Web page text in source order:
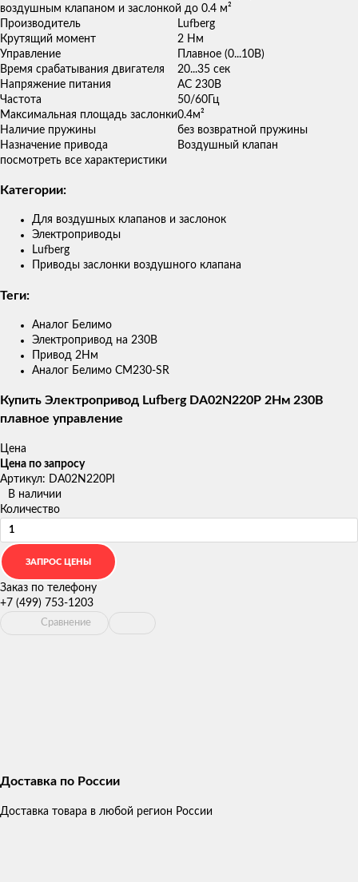
воздушным клапаном и заслонкой до 0.4 м²
Производитель
Lufberg
Крутящий момент
2 Нм
Управление
Плавное (0...10В)
Время срабатывания двигателя
20...35 сек
Напряжение питания
AC 230В
Частота
50/60Гц
Максимальная площадь заслонки0.4м²
Наличие пружины
без возвратной пружины
Назначение привода
Воздушный клапан
посмотреть все характеристики
Категории:
Для воздушных клапанов и заслонок
Электроприводы
Lufberg
Приводы заслонки воздушного клапана
Теги:
Аналог Белимо
Электропривод на 230В
Привод 2Нм
Аналог Белимо CM230-SR
Купить Электропривод Lufberg DA02N220P 2Нм 230В
плавное управление
Цена
Цена по запросу
Артикул: DA02N220PI
В наличии
Количество
Заказ по телефону
+7 (499) 753-1203
Сравнение
Доставка по России
Доставка товара в любой регион России